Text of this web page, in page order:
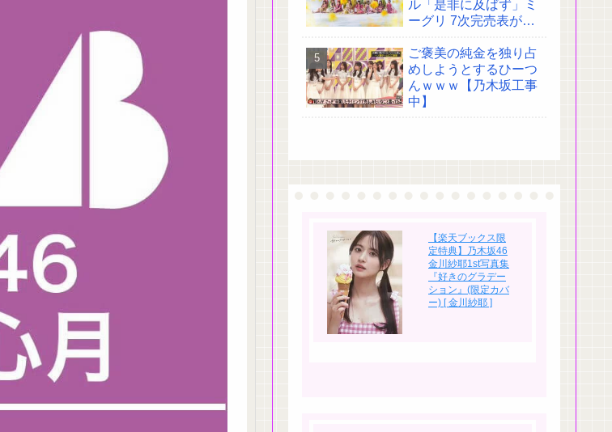
ル「是非に及ばず」ミ
ーグリ 7次完売表がこ
ご褒美の純金を独り占
めしようとするひーつ
んｗｗｗ【乃木坂工事
中】
【楽天ブックス限
定特典】乃木坂46
金川紗耶1st写真集
『好きのグラデー
ション』(限定カバ
ー) [ 金川紗耶 ]